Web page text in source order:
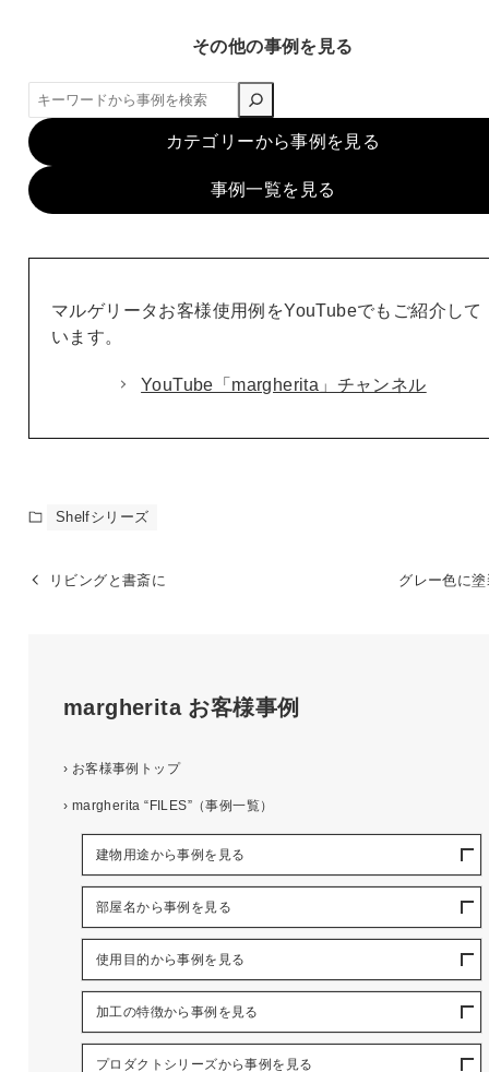
その他の事例を見る
検
索
カテゴリーから事例を見る
事例一覧を見る
マルゲリータお客様使用例をYouTubeでもご紹介して
います。
YouTube「margherita」チャンネル
Shelfシリーズ
リビングと書斎に グレー色に
margherita お客様事例
› お客様事例トップ
› margherita “FILES”（事例一覧）
建物用途から事例を見る
部屋名から事例を見る
使用目的から事例を見る
加工の特徴から事例を見る
プロダクトシリーズから事例を見る